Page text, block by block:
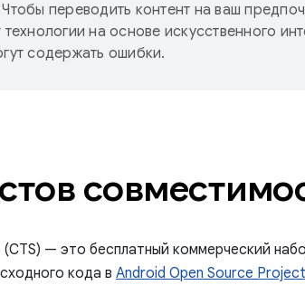
Чтобы переводить контент на ваш
на основе искусственного
содержать ошибки.
— это бесплатный коммерческий
кода в Android Open Source